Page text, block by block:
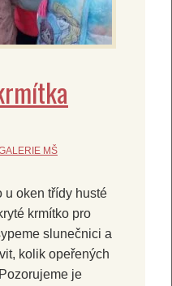
MŠ
oken třídy husté
krmítko pro
slunečnici a
kolik opeřených
je